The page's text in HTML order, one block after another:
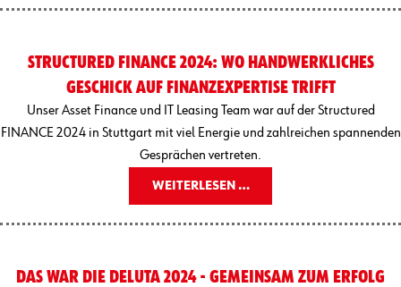
STRUCTURED FINANCE 2024: WO HANDWERKLICHES
GESCHICK AUF FINANZEXPERTISE TRIFFT
Unser Asset Finance und IT Leasing Team war auf der Structured
FINANCE 2024 in Stuttgart mit viel Energie und zahlreichen spannenden
Gesprächen vertreten.
WEITERLESEN …
DAS WAR DIE DELUTA 2024 - GEMEINSAM ZUM ERFOLG